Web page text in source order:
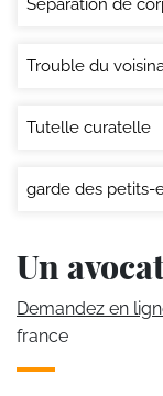
Séparation de
Trouble du
Tutelle curatelle
garde des petits-
Un
Demandez en
france